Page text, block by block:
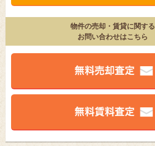
物件の売却・賃貸に関する
お問い合わせはこちら